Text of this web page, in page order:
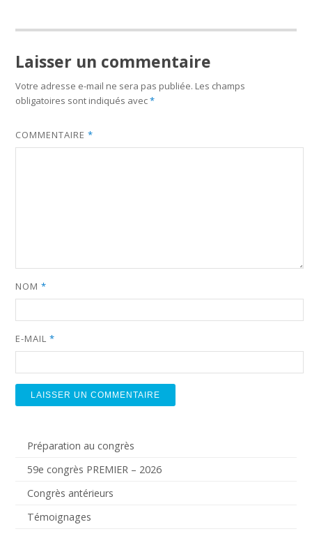
Préparation au congrès
59e congrès PREMIER – 2026
Congrès antérieurs
Témoignages
Laisser un commentaire
Votre adresse e-mail ne sera pas publiée. Les champs
obligatoires sont indiqués avec*
COMMENTAIRE*
NOM*
E-MAIL*